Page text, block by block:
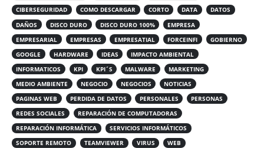
CIBERSEGURIDAD
COMO DESCARGAR CORTO DATA
DATOS
DAÑOS
DISCO DURO DISCO DURO 100%
EMPRESA
EMPRESARIAL
EMPRESAS EMPRESATIAL FORCEINFI
GOBIERNO
GOOGLE
HARDWARE IDEAS
IMPACTO AMBIENTAL
INFORMATICOS
KPI KPI´S MALWARE
MARKETING
MEDIO AMBIENTE
NEGOCIO NEGOCIOS
NOTICIAS
PAGINAS WEB
PERDIDA DE DATOS PERSONALES
PERSONAS
REDES SOCIALES
REPARACIÓN DE COMPUTADORAS
REPARACIÓN INFORMÁTICA
SERVICIOS INFORMÁTICOS
SOPORTE REMOTO
TEAMVIEWER VIRUS WEB